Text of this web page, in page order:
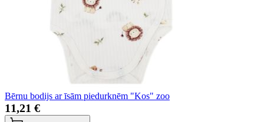
Bērnu bodijs ar īsām piedurknēm "Kos" zoo
11,21 €